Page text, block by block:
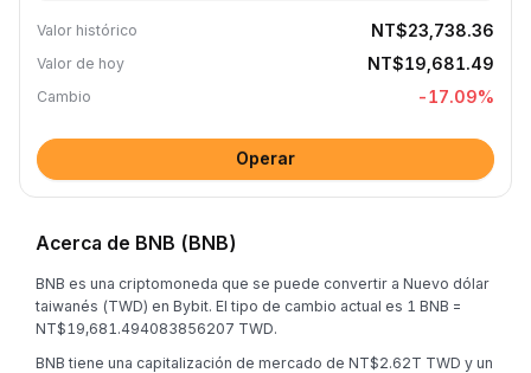
Valor histórico NT$23,738.36
Valor de hoy NT$19,681.49
Cambio -17.09%
Operar
Acerca de BNB (BNB)
BNB es una criptomoneda que se puede convertir a Nuevo dólar
taiwanés (TWD) en Bybit. El tipo de cambio actual es 1 BNB =
NT$19,681.494083856207 TWD.
BNB tiene una capitalización de mercado de NT$2.62T TWD y un